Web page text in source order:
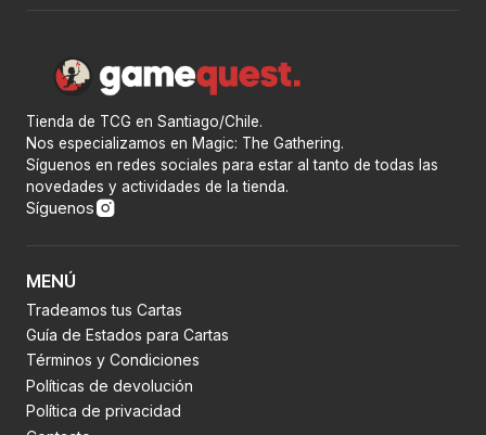
Tienda de TCG en Santiago/Chile.
Nos especializamos en Magic: The Gathering.
Síguenos en redes sociales para estar al tanto de todas las
novedades y actividades de la tienda.
Síguenos
MENÚ
Tradeamos tus Cartas
Guía de Estados para Cartas
Términos y Condiciones
Políticas de devolución
Política de privacidad